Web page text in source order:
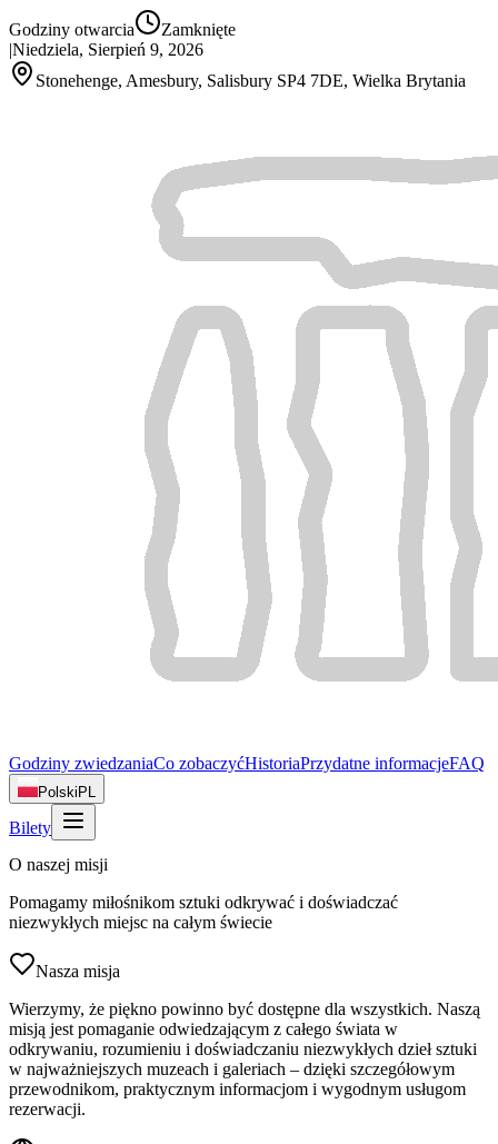
Godziny otwarcia
Zamknięte
|Niedziela, Sierpień 9, 2026
Stonehenge, Amesbury, Salisbury SP4 7DE, Wielka Brytania
Godziny zwiedzaniaCo zobaczyćHistoriaPrzydatne informacjeFAQ
Polski PL
Bilety
O naszej misji
Pomagamy miłośnikom sztuki odkrywać i doświadczać
niezwykłych miejsc na całym świecie
Nasza misja
Wierzymy, że piękno powinno być dostępne dla wszystkich. Naszą
misją jest pomaganie odwiedzającym z całego świata w
odkrywaniu, rozumieniu i doświadczaniu niezwykłych dzieł sztuki
w najważniejszych muzeach i galeriach – dzięki szczegółowym
przewodnikom, praktycznym informacjom i wygodnym usługom
rezerwacji.